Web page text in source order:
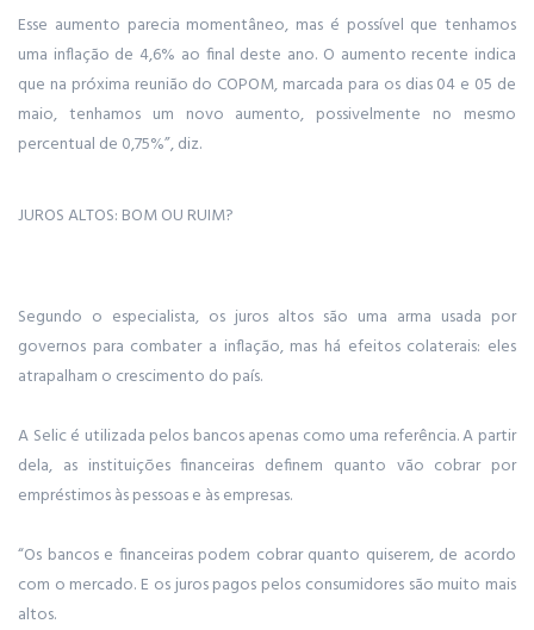
Esse aumento parecia momentâneo, mas é possível que tenhamos
uma inflação de 4,6% ao final deste ano. O aumento recente indica
que na próxima reunião do COPOM, marcada para os dias 04 e 05 de
maio, tenhamos um novo aumento, possivelmente no mesmo
percentual de 0,75%”, diz.
JUROS ALTOS: BOM OU RUIM?
Segundo o especialista, os juros altos são uma arma usada por
governos para combater a inflação, mas há efeitos colaterais: eles
atrapalham o crescimento do país.
A Selic é utilizada pelos bancos apenas como uma referência. A partir
dela, as instituições financeiras definem quanto vão cobrar por
empréstimos às pessoas e às empresas.
“Os bancos e financeiras podem cobrar quanto quiserem, de acordo
com o mercado. E os juros pagos pelos consumidores são muito mais
altos.